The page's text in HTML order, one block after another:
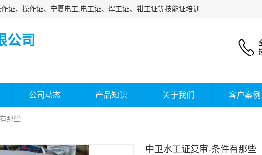
杰森教育专业提供电工证报名、安全员报名考试、特种作业操作证、操作证、宁夏电工,电工证、焊工证、钳工证等技能证培训课程。
公司
公司动态 产品知识 关于我们 客户案例
那些
中卫水工证复审-条件有那些